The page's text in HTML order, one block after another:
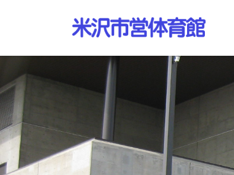
ス
キ
ッ
プ
ン
に
移
動